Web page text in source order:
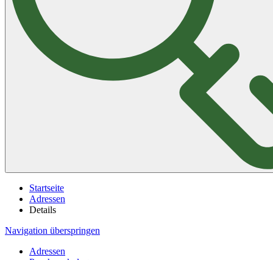
Startseite
Adressen
Details
Navigation überspringen
Adressen